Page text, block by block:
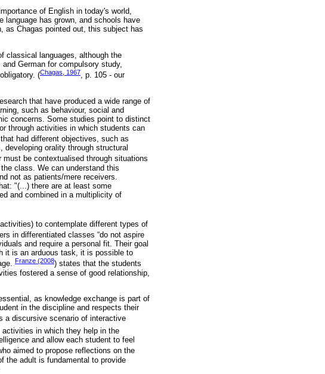
of English in today's world,
language has grown, and schools have
as Chagas pointed out, this subject has
classical languages, although the
German for compulsory study,
(Chagas, 1967, p. 105 - our
that have produced a wide range of
such as behaviour, social and
concerns. Some studies point to distinct
through activities in which students can
had different objectives, such as
developing orality through structural
be contextualised through situations
class. We can understand this
not as patients/mere receivers.
"(...) there are at least some
and combined in a multiplicity of
to contemplate different types of
in differentiated classes “do not aspire
and require a personal fit. Their goal
it is an arduous task, it is possible to
Franze (2008) states that the students
fostered a sense of good relationship,
as knowledge exchange is part of
in the discipline and respects their
a discursive scenario of interactive
in which they help in the
and allow each student to feel
aimed to propose reflections on the
the adult is fundamental to provide